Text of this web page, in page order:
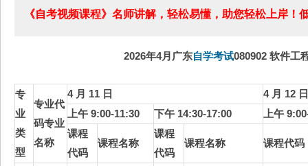
《自考视频课程》名师讲解，轻松易懂，助您轻松上岸！
2026年4月广东自学考试080902 软件工
专
业
类
型
专业代
码专业
名称
4 月 11 日
4 月 12 日
上午 9:00-11:30
下午 14:30-17:00
上午
课程
代码
课程名称
课程
代码
课程名称 课程代码